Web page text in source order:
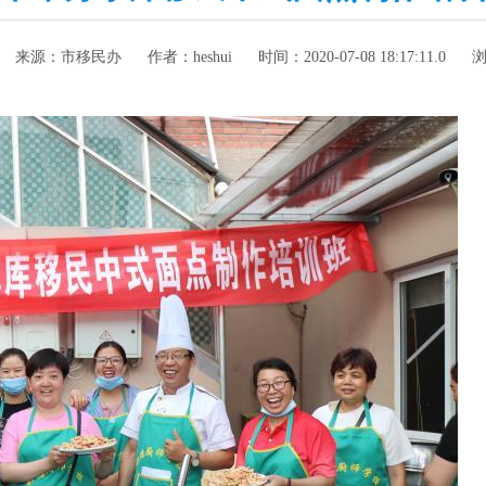
来源： 市移民办 作者： heshui 时间： 2020-07-08 18:17:11.0